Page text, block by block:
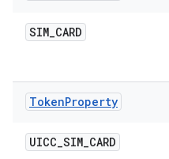
SIM_CARD
TokenProperty
UICC_SIM_CARD